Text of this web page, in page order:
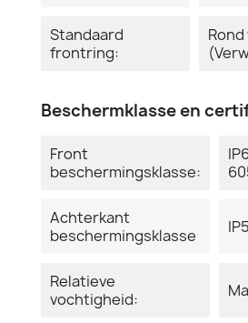
Standaard
frontring:
Beschermklasse en
Front
beschermingsklasse:
Achterkant
beschermingsklasse
Relatieve
vochtigheid: